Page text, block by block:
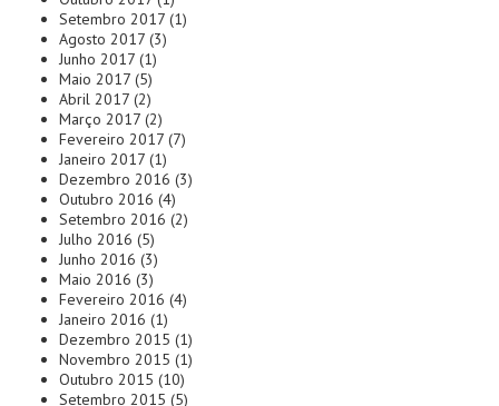
Setembro 2017(1)
Agosto 2017(3)
Junho 2017(1)
Maio 2017(5)
Abril 2017(2)
Março 2017(2)
Fevereiro 2017(7)
Janeiro 2017(1)
Dezembro 2016 (3)
Outubro 2016 (4)
Setembro 2016 (2)
Julho 2016 (5)
Junho 2016 (3)
Maio 2016 (3)
Fevereiro 2016 (4)
Janeiro 2016 (1)
Dezembro 2015 (1)
Novembro 2015 (1)
Outubro 2015 (10)
Setembro 2015 (5)